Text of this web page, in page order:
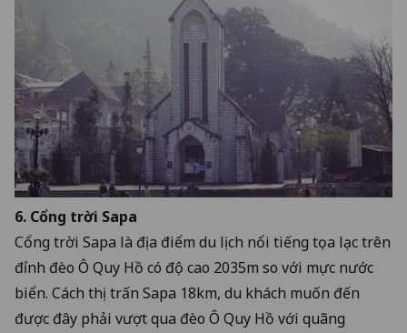
6. Cổng trời Sapa
Cổng trời Sapa là địa điểm du lịch nổi tiếng tọa lạc trên
đỉnh đèo Ô Quy Hồ có độ cao 2035m so với mực nước
biển. Cách thị trấn Sapa 18km, du khách muốn đến
được đây phải vượt qua đèo Ô Quy Hồ với quãng